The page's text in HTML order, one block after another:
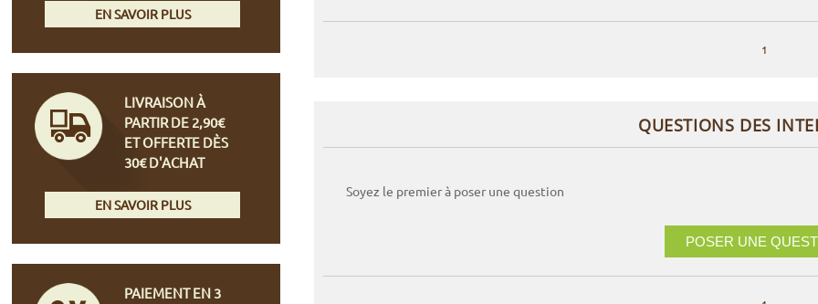
1
QUESTIONS DES
Soyez le premier à poser une question
POSER UNE
EN SAVOIR PLUS
LIVRAISON À
PARTIR DE 2,90€
ET OFFERTE DÈS
30€ D'ACHAT
EN SAVOIR PLUS
PAIEMENT EN 3